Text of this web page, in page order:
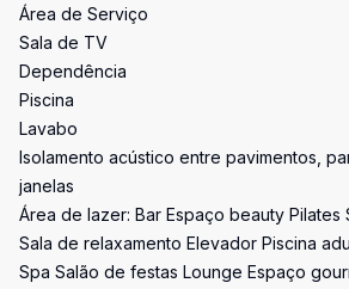
Área de Serviço
Sala de TV
Dependência
Piscina
Lavabo
Isolamento acústico entre pavimentos,
janelas
Área de lazer: Bar Espaço beauty Pilates
Sala de relaxamento Elevador Piscina
Spa Salão de festas Lounge Espaço